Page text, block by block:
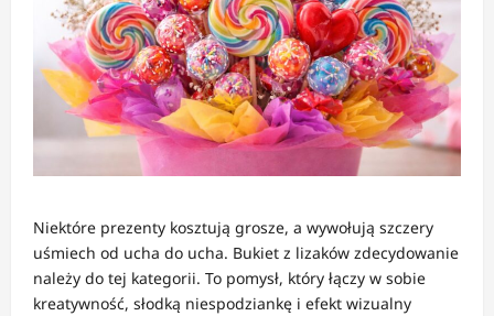
Niektóre prezenty kosztują grosze, a wywołują szczery
uśmiech od ucha do ucha. Bukiet z lizaków zdecydowanie
należy do tej kategorii. To pomysł, który łączy w sobie
kreatywność, słodką niespodziankę i efekt wizualny